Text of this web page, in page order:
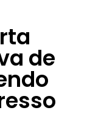
de